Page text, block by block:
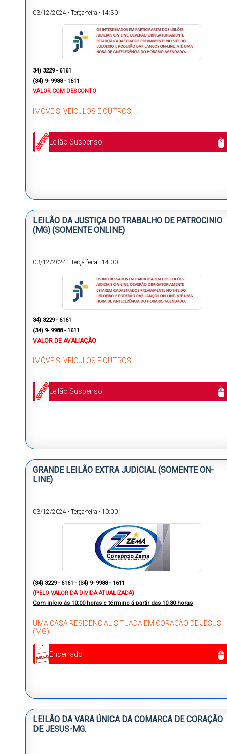
03/12/2024 - Terça-feira - 14:30
34) 3229 - 6161
(34) 9- 9988 - 1611
VALOR COM DESCONTO
IMÓVEIS, VEÍCULOS E OUTROS.
Leilão Suspenso
LEILÃO DA JUSTIÇA DO TRABALHO DE PATROCINIO
(MG) (SOMENTE ONLINE)
03/12/2024 - Terça-feira - 14:00
34) 3229 - 6161
(34) 9- 9988 - 1611
VALOR DE AVALIAÇÃO
IMÓVEIS, VEÍCULOS E OUTROS.
Leilão Suspenso
GRANDE LEILÃO EXTRA JUDICIAL (SOMENTE ON-
LINE)
03/12/2024 - Terça-feira - 10:00
(34) 3229 - 6161 - (34) 9- 9988 - 1611
(PELO VALOR DA DIVIDA ATUALIZADA)
Com início ás 10:00 horas e término á partir das 10:30 horas
UMA CASA RESIDENCIAL SITUADA EM CORAÇÃO DE JESUS
(MG)
Encerrado
LEILÃO DA VARA ÚNICA DA COMARCA DE CORAÇÃO
DE JESUS-MG.